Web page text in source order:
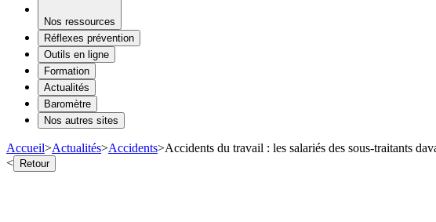
Nos ressources
Réflexes prévention
Outils en ligne
Formation
Actualités
Baromètre
Nos autres sites
Accueil>Actualités>Accidents>Accidents du travail : les salariés des sous-traitants
< Retour